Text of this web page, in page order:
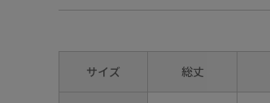
サイズ 総丈